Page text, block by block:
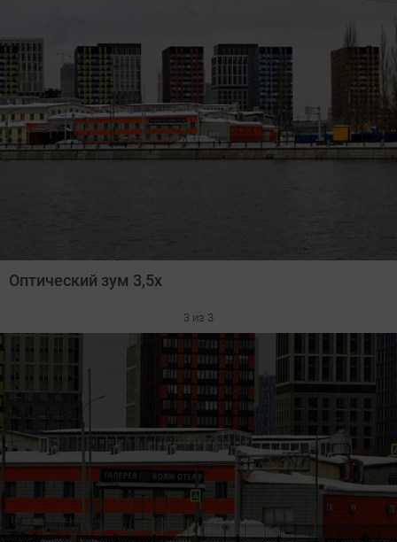
Оптический зум 3,5х
3 из 3